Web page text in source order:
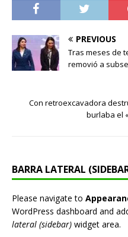
PREVIOUS
Tras meses de
removió a
Con retroexcavadora
burlaba el
BARRA LATERAL
Please navigate to
WordPress dashboard and
lateral (sidebar) widget area.